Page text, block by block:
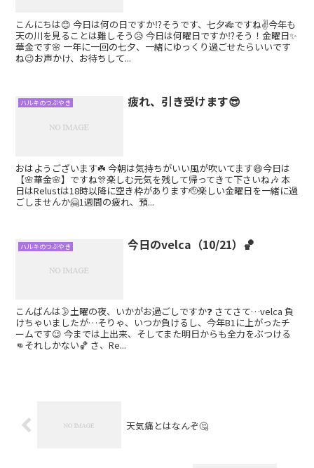
こんにちは😊 今日は何の日ですか⁉️そうです、七夕🎋ですね✌️今年も
天の川を見ることは難しそう😥 今日は何曜日ですか⁉️そう！金曜日✨
華金です🌸 一年に一回の七夕、一緒にゆっくり過ごせたらいいです
ね😉お声かけ、お待ちして...
ハルキのつぶやき 疲れ、引き受けます😎
おはようございます☘️ 今朝は気持ちがいい風が吹いてます😄今日は
【🌸華金🌸】ですね🎊楽しむ元気を残して帰ってきて下さいね🎶 本
日はRelustは18時以降に空き枠があります🫡楽しい金曜日を一緒に過
ごしませんか🤗1週間の疲れ、預...
ハルキのつぶやき 今日のvelca（10/21）🏀
こんばんは🌛土曜の夜、いかがお過ごしですか❓ さてさて…velca 負
けちゃいましたが…そりゃ、いつか負けるし、今年B1に上がったチ
ームです😉 今までは上出来、そしてまた明日からも全力をぶつける
👊それしかない🏀 さ、Re...
天気痛とはなんぞ🤔